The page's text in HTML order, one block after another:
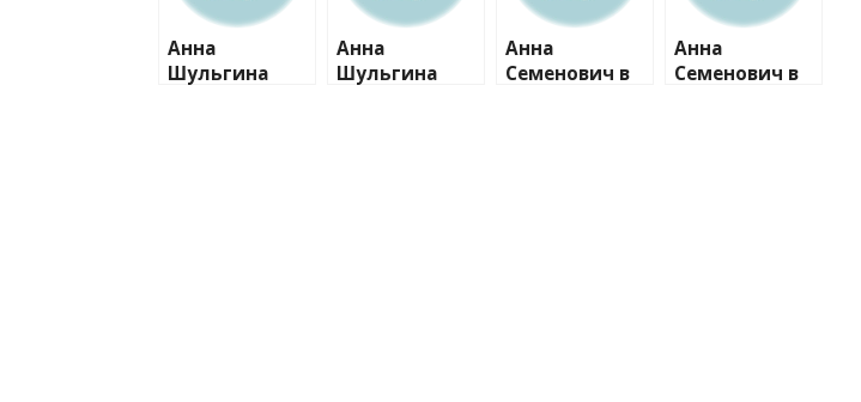
Анна
Шульгина
Анна
Шульгина
Анна
Семенович в
Анна
Семенович в